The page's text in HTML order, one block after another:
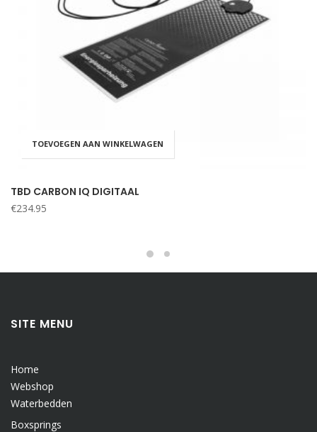
TOEVOEGEN AAN WINKELWAGEN
TBD CARBON IQ DIGITAAL
€234.95
SITE MENU
Home
Webshop
Waterbedden
Boxsprings